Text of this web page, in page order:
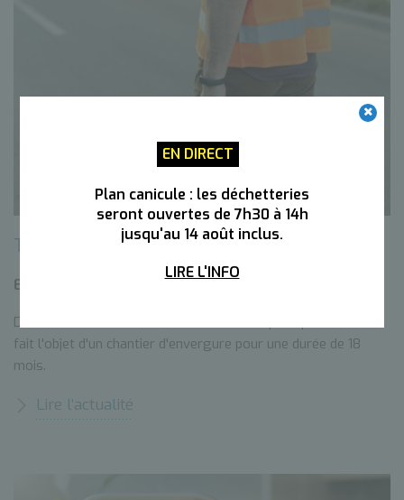
EN DIRECT
Plan canicule : les déchetteries
seront ouvertes de 7h30 à 14h
jusqu'au 14 août inclus.
LIRE L'INFO
Travaux - Cours de la République à Gaillard
Eau et assainissement
Dès le lundi 18 mai 2026, le Cours de la République à Gaillard
fait l'objet d'un chantier d'envergure pour une durée de 18
mois.
Lire l’actualité